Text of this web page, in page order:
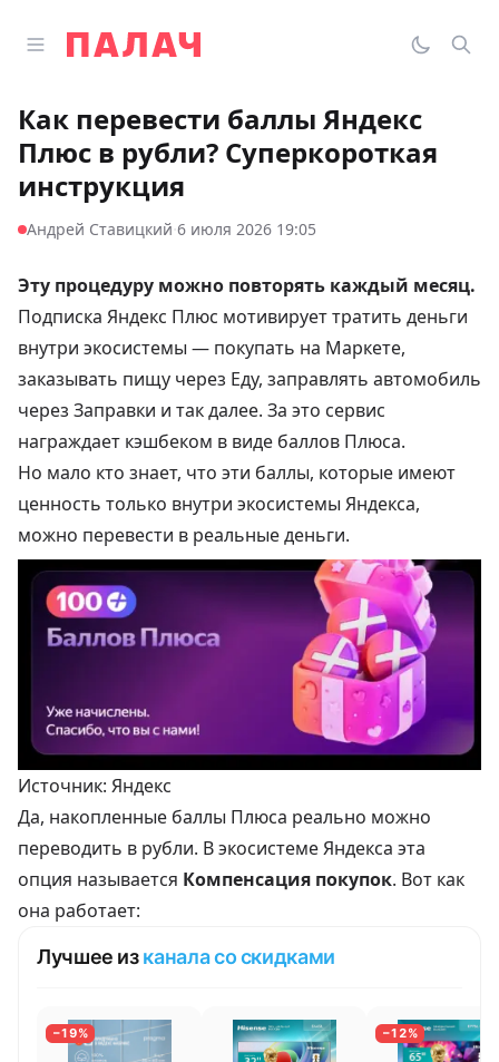
Открыть главное меню
Палач
Как перевести баллы Яндекс
Плюс в рубли? Суперкороткая
инструкция
Андрей Ставицкий·6 июля 2026 19:05
Эту процедуру можно повторять каждый месяц.
Подписка Яндекс Плюс мотивирует тратить деньги
внутри экосистемы — покупать на Маркете,
заказывать пищу через Еду, заправлять автомобиль
через Заправки и так далее. За это сервис
награждает кэшбеком в виде баллов Плюса.
Но мало кто знает, что эти баллы, которые имеют
ценность только внутри экосистемы Яндекса,
можно перевести в реальные деньги.
Источник: Яндекс
Да, накопленные баллы Плюса реально можно
переводить в рубли. В экосистеме Яндекса эта
опция называется Компенсация покупок. Вот как
она работает:
Лучшее изканала со скидками
−19% −12%